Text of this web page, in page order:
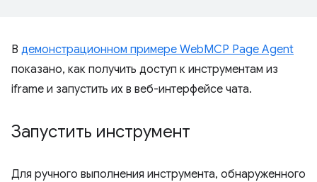
В демонстрационном примере WebMCP Page Agent
показано, как получить доступ к инструментам из
iframe и запустить их в веб-интерфейсе чата.
Запустить инструмент
Для ручного выполнения инструмента, обнаруженного